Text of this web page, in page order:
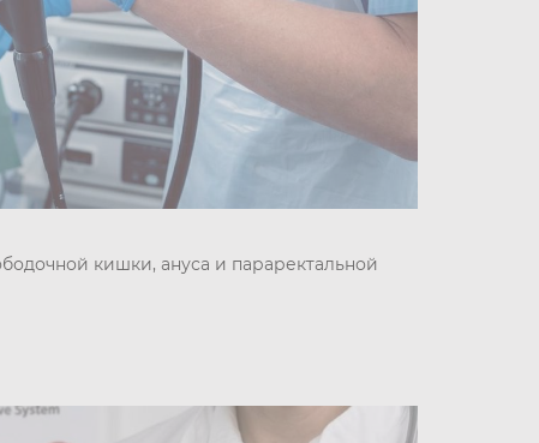
кишки, ануса и параректальной